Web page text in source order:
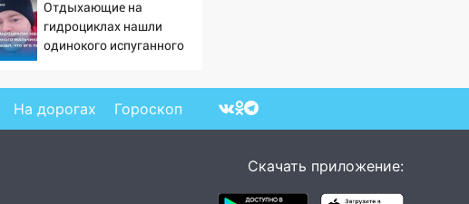
Отдыхающие на
гидроциклах нашли
одинокого испуганного
нырнул и пропал
На дорогах Гороскоп
Скачать приложение: